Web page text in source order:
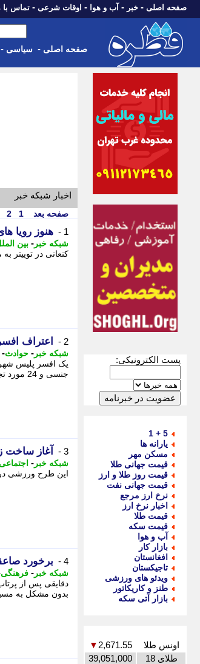
صفحه اصلی - خبر - آب و هوا - اوقات شرعی - تماس با
صفحه اصلی - سیاسی -
پست الکترونیکی:
5 + 1
یارانه ها
مسکن مهر
قیمت جهانی طلا
قیمت روز طلا و ارز
قیمت جهانی نفت
نرخ ارز مرجع
اخبار نرخ ارز
قیمت طلا
قیمت سکه
آب و هوا
بازار کار
افغانستان
تاجیکستان
ویدئو های ورزشی
طنز و کاریکاتور
بازار آتی سکه
اونس طلا 2,671.55
▼
طلای 18
39,051,000
اخبار شبکه خبر
صفحه بعد 1
2
1 - هنوز رویا
شبکه خبر - بین
کنعانی در توییتر
2 - اعتراف
شبکه خبر - حوادث-
جنسی و 24 مورد تجاوز جنسی علیه 12 زن اعتراف کرد. -
3 - آغاز
شبکه خبر - اجتماعی
این طرح ورزشی در زمینی به مساحت 600 مترمربع
4 - برخورد
شبکه خبر - فرهنگی
دقایقی پس از
بدون مشکل به